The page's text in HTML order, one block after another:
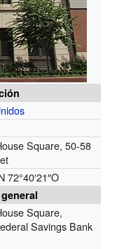
Square, 50-58
72°40′21″O
Square,
Savings Bank